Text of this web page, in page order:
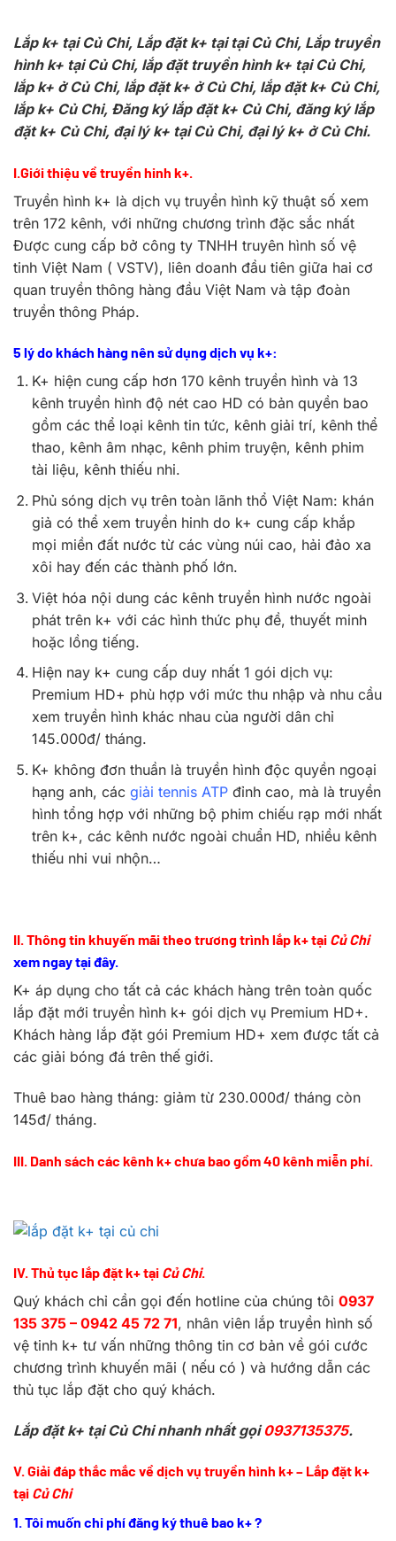
Lắp k+ tại Củ Chi, Lắp đặt k+ tại tại Củ Chi, Lắp truyền
hình k+ tại Củ Chi, lắp đặt truyền hình k+ tại Củ Chi,
lắp k+ ở Củ Chi, lắp đặt k+ ở Củ Chi, lắp đặt k+ Củ Chi,
lắp k+ Củ Chi, Đăng ký lắp đặt k+ Củ Chi, đăng ký lắp
đặt k+ Củ Chi, đại lý k+ tại Củ Chi, đại lý k+ ở Củ Chi.
I.Giới thiệu về truyền hinh k+.
Truyền hình k+ là dịch vụ truyền hình kỹ thuật số xem
trên 172 kênh, với những chương trình đặc sắc nhất
Được cung cấp bở công ty TNHH truyên hình số vệ
tinh Việt Nam ( VSTV), liên doanh đầu tiên giữa hai cơ
quan truyền thông hàng đầu Việt Nam và tập đoàn
truyền thông Pháp.
5 lý do khách hàng nên sử dụng dịch vụ k+:
K+ hiện cung cấp hơn 170 kênh truyền hình và 13
kênh truyền hình độ nét cao HD có bản quyền bao
gồm các thể loại kênh tin tức, kênh giải trí, kênh thể
thao, kênh âm nhạc, kênh phim truyện, kênh phim
tài liệu, kênh thiếu nhi.
Phủ sóng dịch vụ trên toàn lãnh thổ Việt Nam: khán
giả có thể xem truyền hinh do k+ cung cấp khắp
mọi miền đất nước từ các vùng núi cao, hải đảo xa
xôi hay đến các thành phố lớn.
Việt hóa nội dung các kênh truyền hình nước ngoài
phát trên k+ với các hình thức phụ đề, thuyết minh
hoặc lồng tiếng.
Hiện nay k+ cung cấp duy nhất 1 gói dịch vụ:
Premium HD+ phù hợp với mức thu nhập và nhu cầu
xem truyền hình khác nhau của người dân chỉ
145.000đ/ tháng.
K+ không đơn thuần là truyền hình độc quyền ngoại
hạng anh, các giải tennis ATPđỉnh cao, mà là truyền
hình tổng hợp với những bộ phim chiếu rạp mới nhất
trên k+, các kênh nước ngoài chuẩn HD, nhiều kênh
thiếu nhi vui nhộn…
II. Thông tin khuyến mãi theo trương trình lắp k+ tại Củ Chi
xem ngay tại đây.
K+ áp dụng cho tất cả các khách hàng trên toàn quốc
lắp đặt mới truyền hình k+ gói dịch vụ Premium HD+.
Khách hàng lắp đặt gói Premium HD+ xem được tất cả
các giải bóng đá trên thế giới.
Thuê bao hàng tháng: giảm từ 230.000đ/ tháng còn
145đ/ tháng.
III. Danh sách các kênh k+ chưa bao gồm 40 kênh miễn phí.
IV. Thủ tục lắp đặt k+ tại Củ Chi.
Quý khách chỉ cần gọi đến hotline của chúng tôi 0937
135 375 – 0942 45 72 71, nhân viên lắp truyền hình số
vệ tinh k+ tư vấn những thông tin cơ bản về gói cước
chương trình khuyến mãi ( nếu có ) và hướng dẫn các
thủ tục lắp đặt cho quý khách.
Lắp đặt k+ tại Củ Chi nhanh nhất gọi0937135375.
V. Giải đáp thắc mắc về dịch vụ truyền hình k+ – Lắp đặt k+
tại Củ Chi
1. Tôi muốn chi phí đăng ký thuê bao k+ ?